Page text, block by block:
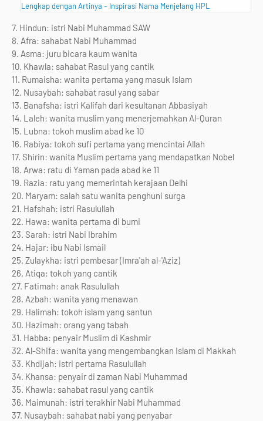
Lengkap dengan Artinya – Inspirasi Nama Menjelang HPL
7. Hindun: istri Nabi Muhammad SAW
8. Afra: sahabat Nabi Muhammad
9. Asma: juru bicara kaum wanita
10. Khawla: sahabat Rasul yang cantik
11. Rumaisha: wanita pertama yang masuk Islam
12. Nusaybah: sahabat rasul yang sabar
13. Banafsha: istri Kalifah dari kesultanan Abbasiyah
14. Laleh: wanita muslim yang menerjemahkan Al-Quran
15. Lubna: tokoh muslim abad ke 10
16. Rabiya: tokoh sufi pertama yang mencintai Allah
17. Shirin: wanita Muslim pertama yang mendapatkan Nobel
18. Arwa: ratu di Yaman pada abad ke 11
19. Razia: ratu yang memerintah kerajaan Delhi
20. Maryam: salah satu wanita penghuni surga
21. Hafshah: istri Rasulullah
22. Hawa: wanita pertama di bumi
23. Sarah: istri Nabi Ibrahim
24. Hajar: ibu Nabi Ismail
25. Zulaykha: istri pembesar (Imra'ah al-'Aziz)
26. Atiqa: tokoh yang cantik
27. Fatimah: anak Rasulullah
28. Azbah: wanita yang menawan
29. Halimah: tokoh islam yang santun
30. Hazimah: orang yang tabah
31. Habba: penyair Muslim di Kashmir
32. Al-Shifa: wanita yang mengembangkan Islam di Makkah
33. Khdijah: istri pertama Rasulullah
34. Khansa: penyair di zaman Nabi Muhammad
35. Khawla: sahabat rasul yang cantik
36. Maimunah: istri terakhir Nabi Muhammad
37. Nusaybah: sahabat nabi yang penyabar